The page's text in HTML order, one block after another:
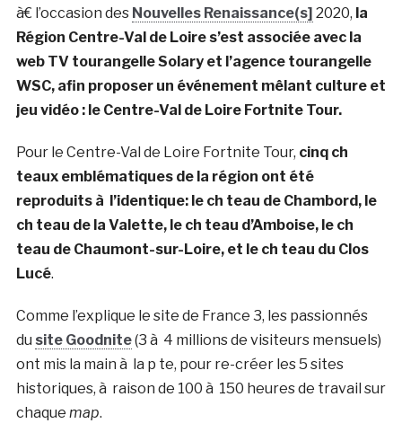
à€ l’occasion des Nouvelles Renaissance(s] 2020, la
Région Centre-Val de Loire s’est associée avec la
web TV tourangelle Solary et l’agence tourangelle
WSC, afin proposer un événement mêlant culture et
jeu vidéo : le Centre-Val de Loire Fortnite Tour.
Pour le Centre-Val de Loire Fortnite Tour, cinq ch
teaux emblématiques de la région ont été
reproduits à l’identique: le ch teau de Chambord, le
ch teau de la Valette, le ch teau d’Amboise, le ch
teau de Chaumont-sur-Loire, et le ch teau du Clos
Lucé.
Comme l’explique le site de France 3, les passionnés
du site Goodnite(3 à 4 millions de visiteurs mensuels)
ont mis la main à la p te, pour re-créer les 5 sites
historiques, à raison de 100 à 150 heures de travail sur
chaque map.